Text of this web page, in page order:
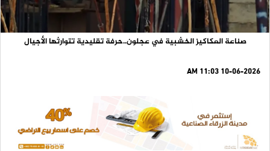
صناعة العكاكيز الخشبية في عجلون..حرفة تقليدية تتوارثها الأجيال
10-06-2026 11:03 AM